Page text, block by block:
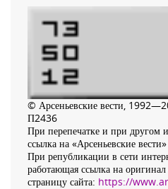
© Арсеньевские вести,
П2436
При перепечатке и при другом
ссылка на «Арсеньевские вести»
При републикации в сети
работающая ссылка на
страницу сайта: https://